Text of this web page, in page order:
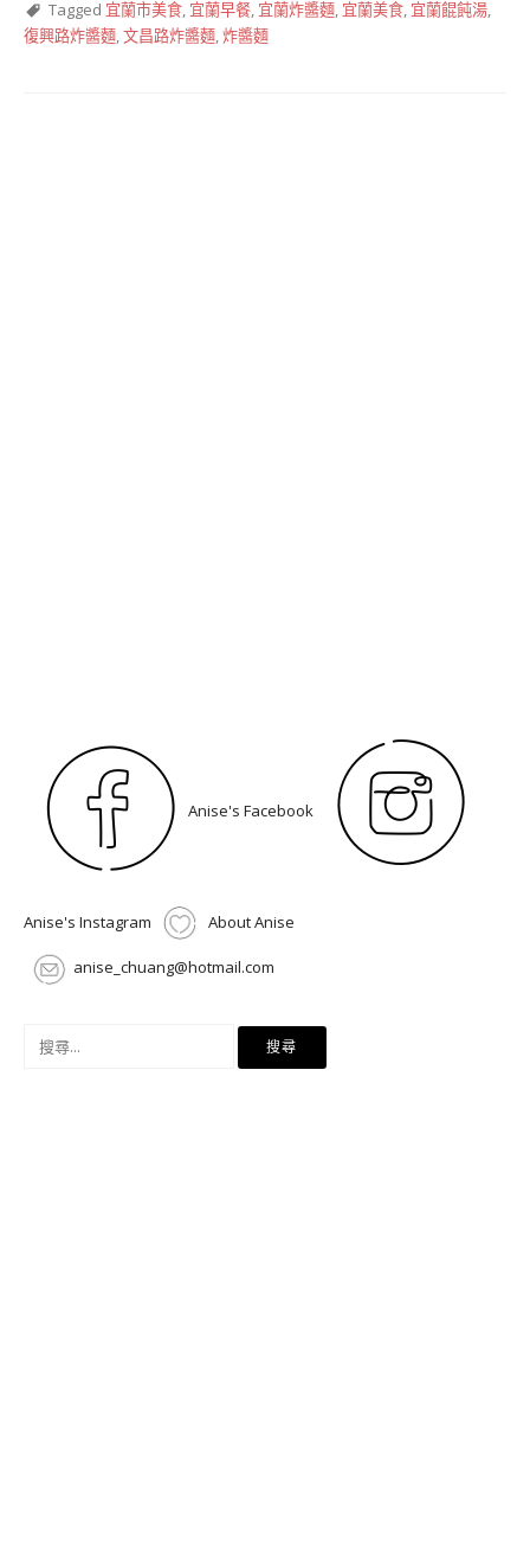
Tagged 宜蘭市美食, 宜蘭早餐, 宜蘭炸醬麵, 宜蘭美食, 宜蘭餛飩湯,
復興路炸醬麵,文昌路炸醬麵,炸醬麵
Anise's Facebook
Anise's Instagram About Anise
anise_chuang@hotmail.com